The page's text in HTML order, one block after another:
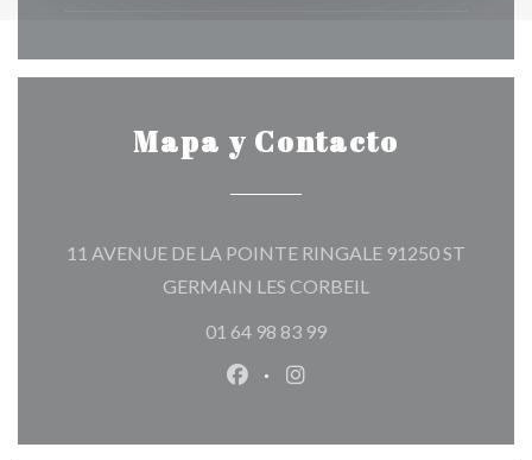
Mapa y Contacto
11 AVENUE DE LA POINTE RINGALE 91250 ST
GERMAIN LES CORBEIL
01 64 98 83 99
Facebook ((abre en una nueva
Instagram ((abre en una